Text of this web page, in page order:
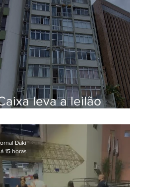
leva a leilão
em Botafogo
Daki
15 horas